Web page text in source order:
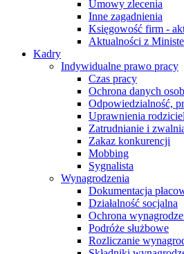
Umowy zlecenia
Inne zagadnienia
Księgowość firm -
Aktualności z
Kadry
Indywidualne prawo pracy
Czas pracy
Ochrona danych
Odpowiedzialność,
Uprawnienia
Zatrudnianie i
Zakaz konkurencji
Mobbing
Sygnalista
Wynagrodzenia
Dokumentacja
Działalność socjalna
Ochrona
Podróże służbowe
Rozliczanie